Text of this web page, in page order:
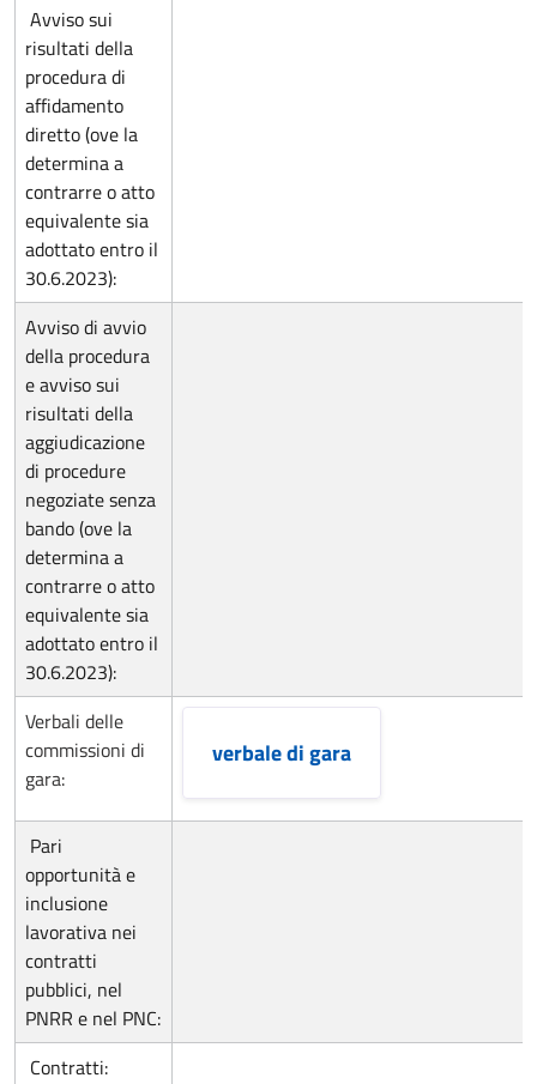
Avviso sui
risultati della
procedura di
affidamento
diretto (ove la
determina a
contrarre o atto
equivalente sia
adottato entro il
30.6.2023):
Avviso di avvio
della procedura
e avviso sui
risultati della
aggiudicazione
di procedure
negoziate senza
bando (ove la
determina a
contrarre o atto
equivalente sia
adottato entro il
30.6.2023):
Verbali delle
commissioni di
gara:
verbale di gara
Pari
opportunità e
inclusione
lavorativa nei
contratti
pubblici, nel
PNRR e nel PNC:
Contratti: